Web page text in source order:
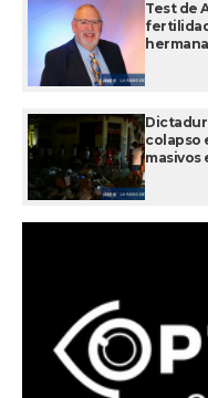
Test de
colapso
masivos